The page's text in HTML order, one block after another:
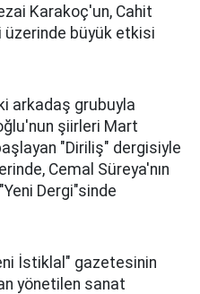
Karakoç'un, Cahit
büyük etkisi
arkadaş grubuyla
şiirleri Mart
"Diriliş" dergisiyle
Cemal Süreya'nın
Dergi"sinde
İstiklal" gazetesinin
yönetilen sanat